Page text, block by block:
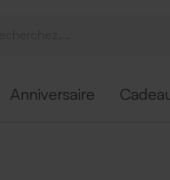
Anniversaire